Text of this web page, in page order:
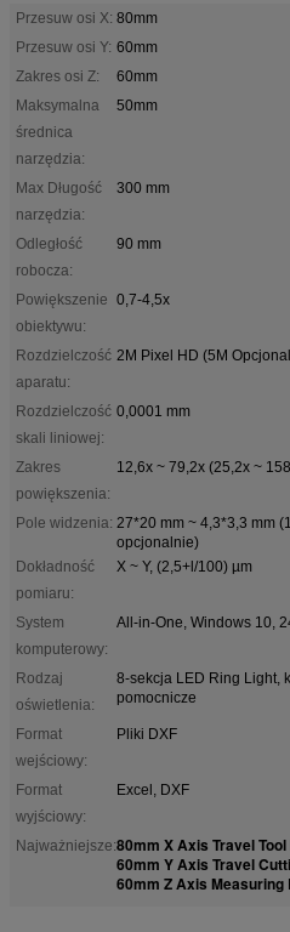
Przesuw osi X: 80mm
Przesuw osi Y: 60mm
Zakres osi Z:
60mm
Maksymalna
średnica
narzędzia:
50mm
Max Długość
narzędzia:
300 mm
Odległość
robocza:
90 mm
Powiększenie
obiektywu:
0,7-4,5x
Rozdzielczość
aparatu:
2M Pixel HD (5M
Rozdzielczość
skali liniowej:
0,0001 mm
Zakres
powiększenia:
12,6x ~ 79,2x (25,2x ~
Pole widzenia: 27*20 mm ~ 4,3*3,3 mm
opcjonalnie)
Dokładność
pomiaru:
X ~ Y, (2,5+l/100) µm
System
komputerowy:
All-in-One, Windows 10,
Rodzaj
oświetlenia:
8-sekcja LED Ring Light,
pomocnicze
Format
wejściowy:
Pliki DXF
Format
wyjściowy:
Excel, DXF
Najważniejsze:80mm X Axis Travel
60mm Y Axis Travel
60mm Z Axis Measuring